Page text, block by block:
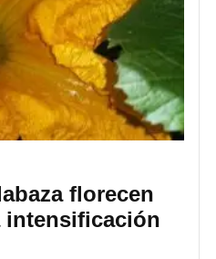
florecen
intensificación